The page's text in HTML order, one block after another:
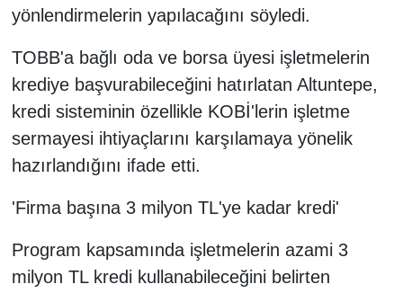
yönlendirmelerin yapılacağını söyledi.
TOBB'a bağlı oda ve borsa üyesi işletmelerin
krediye başvurabileceğini hatırlatan Altuntepe,
kredi sisteminin özellikle KOBİ'lerin işletme
sermayesi ihtiyaçlarını karşılamaya yönelik
hazırlandığını ifade etti.
'Firma başına 3 milyon TL'ye kadar kredi'
Program kapsamında işletmelerin azami 3
milyon TL kredi kullanabileceğini belirten